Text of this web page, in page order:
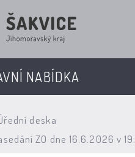
NABÍDKA
deska
ZO dne 16.6.2026 v